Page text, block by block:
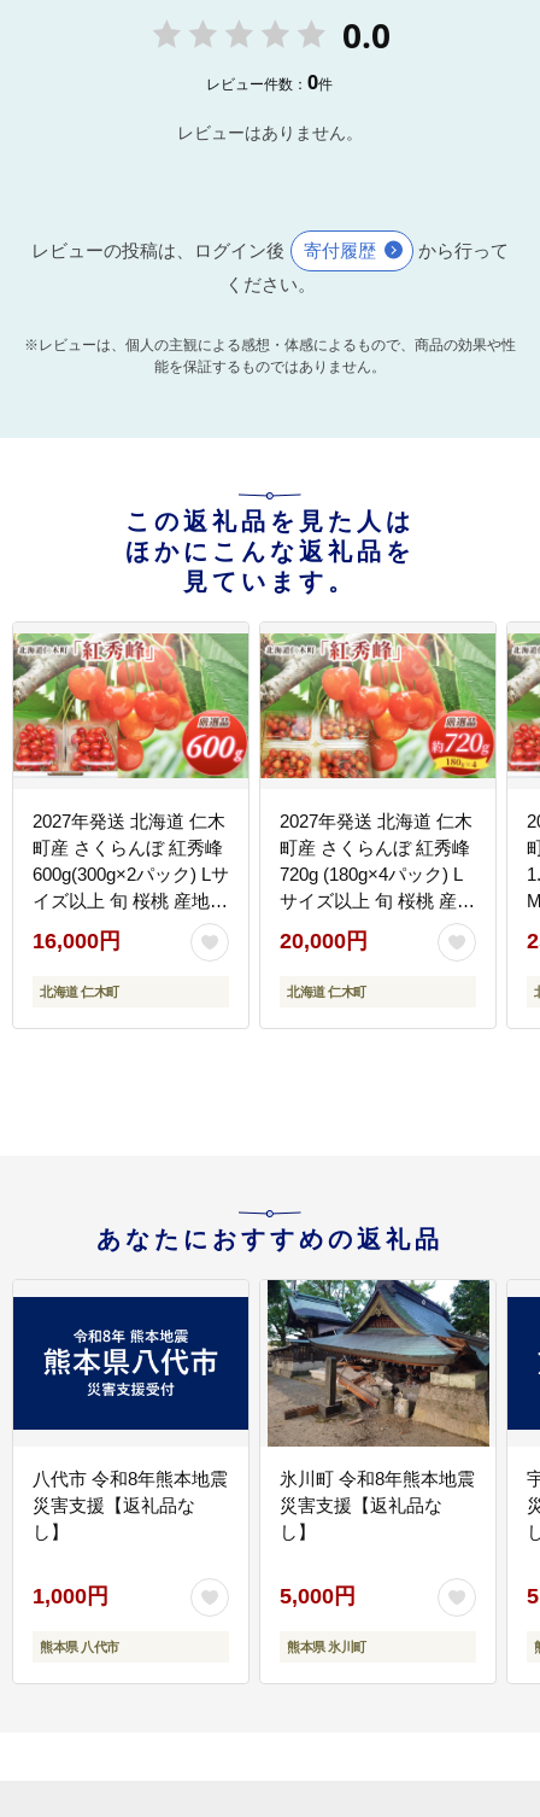
0.0
レビュー件数：0件
レビューはありません。
レビューの投稿は、ログイン後 寄付履歴
から行って
ください。
※レビューは、個人の主観による感想・体感によるもので、商品の効果や性
能を保証するものではありません。
この返礼品を見た人は
ほかにこんな返礼品を
見ています。
2027年発送 北海道 仁木
町産 さくらんぼ 紅秀峰
600g(300g×2パック) Lサ
イズ以上 旬 桜桃 産地直
送 サクランボ チェリー
フルーツ 果物 果物類 仁
木町 仁木 [松山商店]
16,000円
北海道 仁木町
2027年発送 北海道 仁木
町産 さくらんぼ 紅秀峰
720g (180g×4パック) L
サイズ以上 旬 桜桃 産地
直送 サクランボ チェリ
ー フルーツ 果物 果物類
仁木町 仁木 [松山商店]
20,000円
北海道 仁木町
あなたにおすすめの返礼品
八代市 令和8年熊本地震
災害支援【返礼品な
し】
1,000円
熊本県 八代市
氷川町 令和8年熊本地震
災害支援【返礼品な
し】
5,000円
熊本県 氷川町